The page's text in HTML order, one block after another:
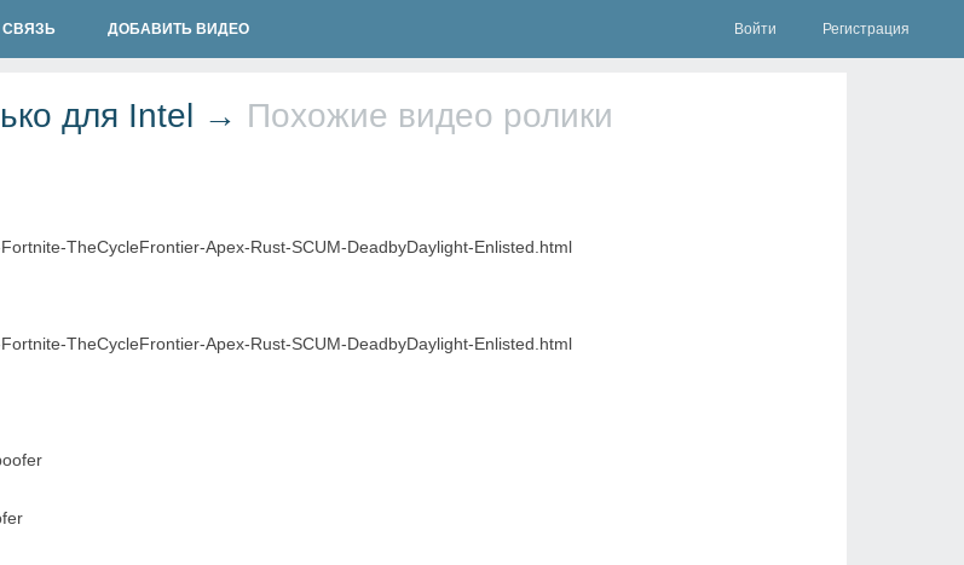
СВЯЗЬ ДОБАВИТЬ ВИДЕО Войти Регистрация
для Intel → Похожие видео ролики
TheCycleFrontier-Apex-Rust-SCUM-DeadbyDaylight-Enlisted.html
TheCycleFrontier-Apex-Rust-SCUM-DeadbyDaylight-Enlisted.html